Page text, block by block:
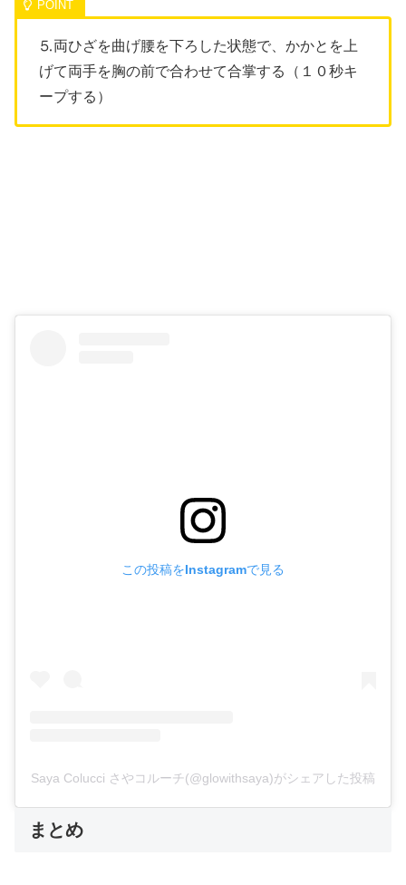
⒌両ひざを曲げ腰を下ろした状態で、かかとを上
げて両手を胸の前で合わせて合掌する（１０秒キ
ープする）
この投稿をInstagramで見る
Saya Colucci さやコルーチ(@glowithsaya)がシェアした投稿
まとめ